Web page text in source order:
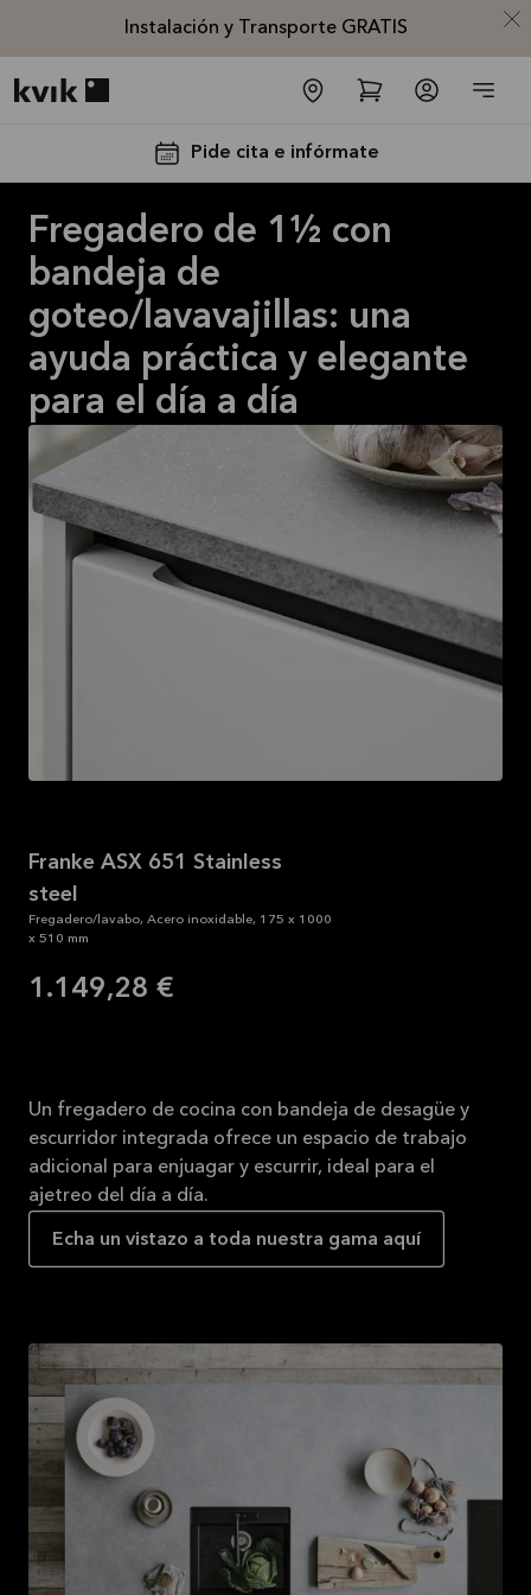
Instalación y Transporte GRATIS
Pide cita e infórmate
Instalación
Transporte
GRATIS
La oferta es
válida hasta
Ver
más
Fregadero de 1½ con
bandeja de
goteo/lavavajillas: una
ayuda práctica y elegante
para el día a día
Un fregadero de cocina con bandeja de desagüe y
escurridor integrada ofrece un espacio de trabajo
adicional para enjuagar y escurrir, ideal para el
ajetreo del día a día.
Echa un vistazo a toda nuestra gama aquí
Franke ASX 651 Stainless
steel
Fregadero/lavabo, Acero inoxidable, 175 x 1000
x 510 mm
1.149,28 €